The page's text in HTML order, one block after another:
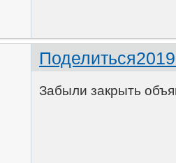
Поделиться
Забыли закрыть